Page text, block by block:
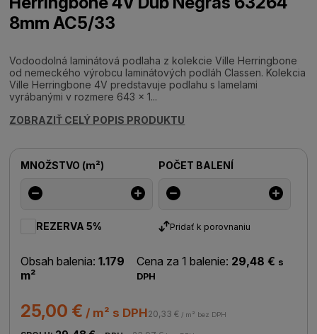
8mm AC5/33
Vodoodolná laminátová podlaha z kolekcie Ville Herringbone
od nemeckého výrobcu laminátových podláh Classen. Kolekcia
Ville Herringbone 4V predstavuje podlahu s lamelami
vyrábanými v rozmere 643 x 1...
ZOBRAZIŤ CELÝ POPIS PRODUKTU
MNOŽSTVO (m²) POČET BALENÍ
REZERVA 5% Pridať k porovnaniu
Obsah balenia: 1.179
m²
Cena za 1 balenie: 29,48 € s
DPH
25,00 € / m² s DPH20,33 € / m² bez DPH